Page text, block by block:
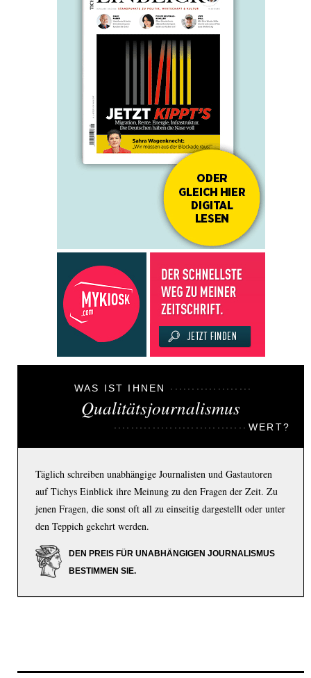
WAS IST IHNEN
Qualitätsjournalismus
WERT?
Täglich schreiben unabhängige Journalisten und Gastautoren
auf Tichys Einblick ihre Meinung zu den Fragen der Zeit. Zu
jenen Fragen, die sonst oft all zu einseitig dargestellt oder unter
den Teppich gekehrt werden.
DEN PREIS FÜR UNABHÄNGIGEN JOURNALISMUS
BESTIMMEN SIE.